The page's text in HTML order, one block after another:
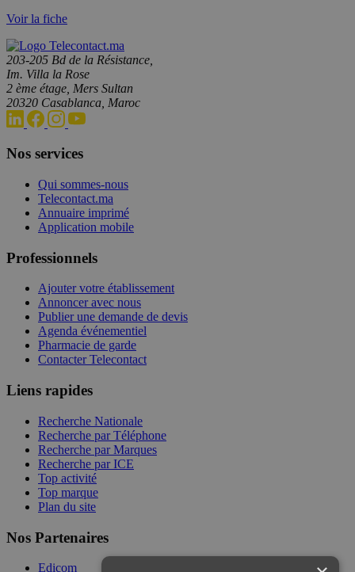
Voir la fiche
203-205 Bd de la Résistance,
Im. Villa la Rose
2 ème étage, Mers Sultan
20320 Casablanca, Maroc
Nos services
Qui sommes-nous
Telecontact.ma
Annuaire imprimé
Application mobile
Professionnels
Ajouter votre établissement
Annoncer avec nous
Publier une demande de devis
Agenda événementiel
Pharmacie de garde
Contacter Telecontact
Liens rapides
Recherche Nationale
Recherche par Téléphone
Recherche par Marques
Recherche par ICE
Top activité
Top marque
Plan du site
Nos Partenaires
Edicom